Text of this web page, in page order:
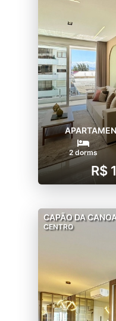
2 dorms
R$
CAPÃO DA
CENTRO